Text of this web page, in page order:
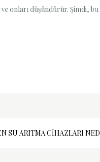
onları düşündürür. Şimdi,
SU ARITMA CIHAZLARI